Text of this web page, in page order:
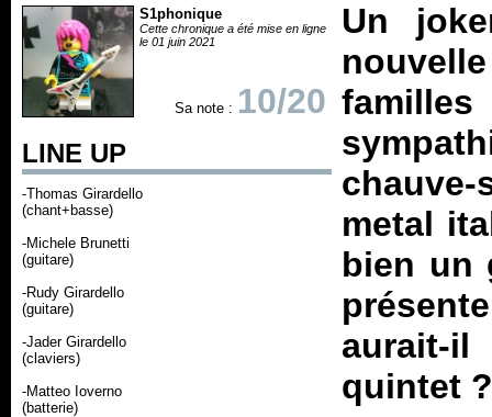
S1phonique
Cette chronique a été mise en ligne
le 01 juin 2021
Sa note : 10/20
LINE UP
-Thomas Girardello
(chant+basse)
-Michele Brunetti
(guitare)
-Rudy Girardello
(guitare)
-Jader Girardello
(claviers)
-Matteo Ioverno
(batterie)
Un
metal
bien un
aurait-
quintet